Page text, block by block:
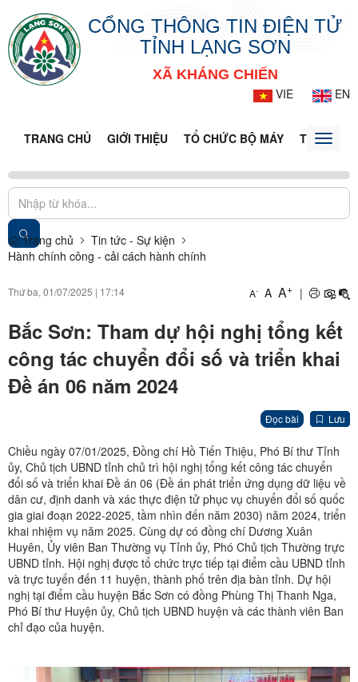
CỔNG THÔNG TIN ĐIỆN TỬ
TỈNH LẠNG SƠN
XÃ KHÁNG CHIẾN
VIE
EN
TRANG CHỦ GIỚI THIỆU TỔ CHỨC BỘ MÁY TIN TỨC -
Toggle
Trang chủ
Tin tức - Sự kiện
Hành chính công - cải cách hành chính
Thứ ba, 01/07/2025 | 17:14 A- A A+ |
Bắc Sơn: Tham dự hội nghị tổng kết
công tác chuyển đổi số và triển khai
Đề án 06 năm 2024
Đọc bài Lưu
Chiều ngày 07/01/2025, Đồng chí Hồ Tiến Thiệu, Phó Bí thư Tỉnh
ủy, Chủ tịch UBND tỉnh chủ trì hội nghị tổng kết công tác chuyển
đổi số và triển khai Đề án 06 (Đề án phát triển ứng dụng dữ liệu về
dân cư, định danh và xác thực điện tử phục vụ chuyển đổi số quốc
gia giai đoạn 2022-2025, tầm nhìn đến năm 2030) năm 2024, triển
khai nhiệm vụ năm 2025. Cùng dự có đồng chí Dương Xuân
Huyên, Ủy viên Ban Thường vụ Tỉnh ủy, Phó Chủ tịch Thường trực
UBND tỉnh. Hội nghị được tổ chức trực tiếp tại điểm cầu UBND tỉnh
và trực tuyến đến 11 huyện, thành phố trên địa bàn tỉnh. Dự hội
nghị tại điểm cầu huyện Bắc Sơn có đồng Phùng Thị Thanh Nga,
Phó Bí thư Huyện ủy, Chủ tịch UBND huyện và các thành viên Ban
chỉ đạo của huyện.